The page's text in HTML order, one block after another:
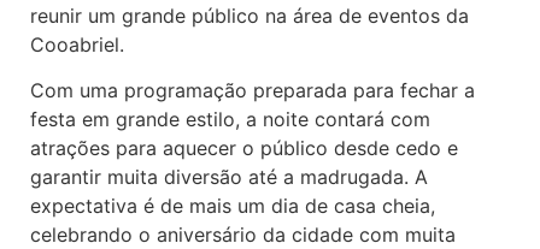
reunir um grande público na área de eventos da
Cooabriel.
Com uma programação preparada para fechar a
festa em grande estilo, a noite contará com
atrações para aquecer o público desde cedo e
garantir muita diversão até a madrugada. A
expectativa é de mais um dia de casa cheia,
celebrando o aniversário da cidade com muita